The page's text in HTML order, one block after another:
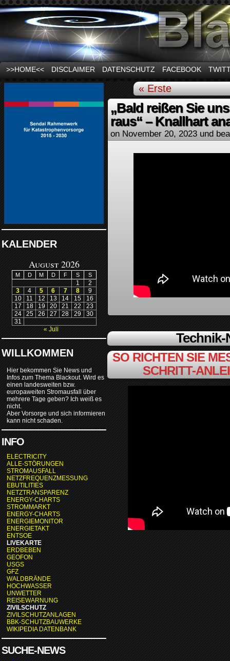
News und Infos zum Thema Stromausfall
>>HOME<< DISCLAIMER DATENSCHUTZ FACEBOOK
KALENDER
August 2026
M D M D F S S
1
2
3
4 5 6 7 8
9
10
11 12 13 14 15
16
17
18 19 20 21 22
23
24
25 26 27 28 29
30
31
« Juli
WILLKOMMEN
Hier bekommen Sie News und
Infos zum Thema Blackout. Wird es
einen landesweiten bzw.
europaweiten Stromausfall über
mehrere Tage geben? Ich weiß es
nicht.
Aber Vorsorge und sich informieren
kann nicht schaden.
INFO
ELECTRICITY
ALLE-STÖRUNGEN
STROMAUSFALL
NETZFREQUENZMESSUNG
EBUTILITIES
NETZTRANSPARENZ
ENERGY-CHARTS
STROMMARKT
ENERGY-CHARTS
ENERGIEMONITOR
ENERGIETAKT
ENTSOE
LIVEKARTE
ERDBEBEN
GEOFON
USGS
GFZ
WALDBRÄNDE
HOCHWASSER
UNWETTER
REISEWARNUNG
ZIVILSCHUTZ
ZIVILSCHUTZANLAGEN
BBK-SCHUTZBAUWERKE
WIKIPEDIA DATENBANK
SUCHE-NEWS
« Erste
„Bald reißen Sie
raus“ – Knallhart
on November 20, 2023 und
SO RICHTEN SIE
SCHRITT-